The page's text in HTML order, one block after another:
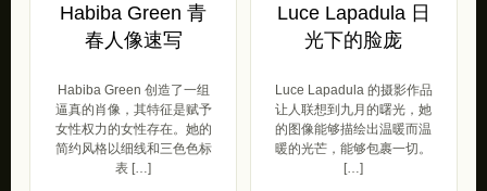
Habiba Green 青
春人像速写
Habiba Green 创造了一组
逼真的肖像，其特征是赋予
女性权力的女性存在。她的
简约风格以细线和三色色标
表 […]
Luce Lapadula 日
光下的脸庞
Luce Lapadula 的摄影作品
让人联想到九月的曙光，她
的图像能够描绘出温暖而温
暖的光芒，能够包裹一切。
[…]